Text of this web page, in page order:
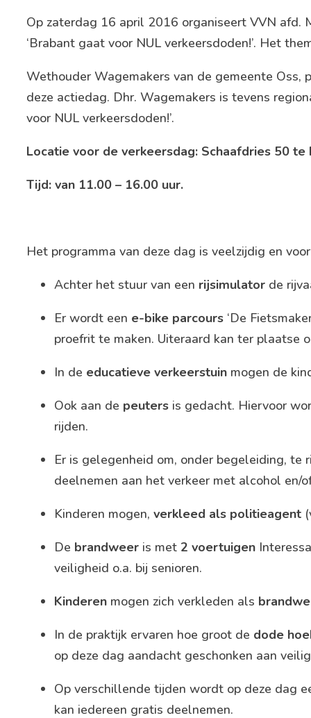
Op zaterdag 16 april 2016 organiseert VVN afd.
‘Brabant gaat voor NUL verkeersdoden!’. Het
Wethouder Wagemakers van de gemeente Oss,
deze actiedag. Dhr. Wagemakers is tevens
voor NUL verkeersdoden!’.
Locatie voor de verkeersdag: Schaafdries 50 te
Tijd: van 11.00 – 16.00 uur.
Het programma van deze dag is veelzijdig en
Achter het stuur van een rijsimulator de
Er wordt een e-bike parcours ‘De
proefrit te maken. Uiteraard kan ter plaatse
In de educatieve verkeerstuin mogen de
Ook aan de peuters is gedacht. Hiervoor
rijden.
Er is gelegenheid om, onder begeleiding, te
deelnemen aan het verkeer met alcohol en/
Kinderen mogen, verkleed als politieagent
De brandweer is met 2 voertuigen
veiligheid o.a. bij senioren.
Kinderen mogen zich verkleden als
In de praktijk ervaren hoe groot de dode
op deze dag aandacht geschonken aan
Op verschillende tijden wordt op deze dag
kan iedereen gratis deelnemen.